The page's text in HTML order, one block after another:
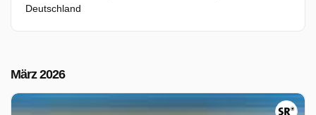
Deutschland
März 2026